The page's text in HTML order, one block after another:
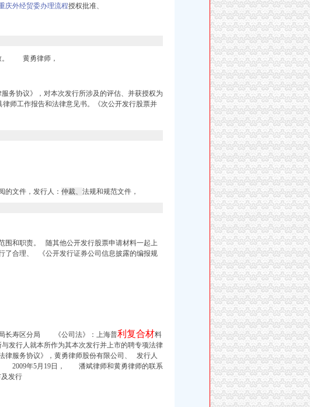
庆外经贸委办理流程授权批准、
。 黄勇律师，
务协议》， 对本次发行所涉及的评估、 并获授权为
师工作报告和法律意见书。《次公开发行股票并
的文件，发行人： 仲裁、 法规和规范文件，
和职责。 随其他公开发行股票申请材料一起上
了合理、 《公开发行证券公司信息披露的编报规
局长寿区分局 《公司法》：上海普利复合材料
发行人就本所作为其本次发行并上市的聘专项法律
服务协议》，黄勇律师股份有限公司、
发行人
2009年5月19日，
潘斌律师和黄勇律师的联系
发行